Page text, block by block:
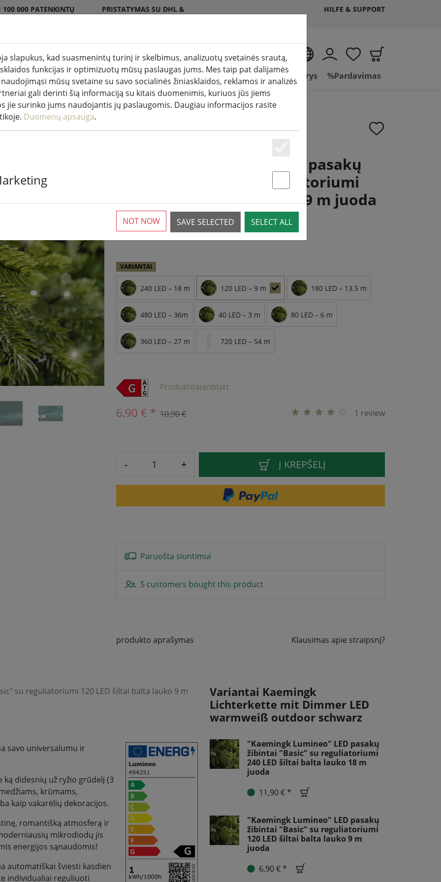
000 PATENKINTŲ
PRISTATYMAS SU DHL &
HILFE & SUPPORT
patalpose ir lauke
Virtuvė ir maistas Gyvenimas Vonios kambarys %Pardavimas
žibintai
"Kaemingk Lumineo" LED pasakų
žibintai "Basic" su reguliatoriumi
120 LED šiltai balta lauko 9 m juoda
›
Daugiau nei 10 prieinama
VARIANTAI
240 LED – 18 m 120 LED – 9 m 180 LED – 13.5 m
480 LED – 36m 40 LED – 3 m 80 LED – 6 m
360 LED – 27 m 720 LED – 54 m
Produktdatenblatt
1 review
6,90 € * 10,90 €
- + Į KREPŠELĮ
Paruošta siuntimui
5 customers bought this product
produkto aprašymas Klausimas apie straipsnį?
su reguliatoriumi 120 LED šiltai balta lauko 9 m
savo universalumu ir
ką didesnių už ryžio grūdelį (3
krūmams,
kaip vakarėlių dekoracijos.
romantišką atmosferą ir
mikrodiodų jis
energijos sąnaudomis!
automatiškai šviesti kasdien
individualiai reguliuoti
Variantai Kaemingk
Lichterkette mit Dimmer LED
warmweiß outdoor schwarz
"Kaemingk Lumineo" LED pasakų
žibintai "Basic" su reguliatoriumi
240 LED šiltai balta lauko 18 m
juoda
11,90 € *
"Kaemingk Lumineo" LED pasakų
žibintai "Basic" su reguliatoriumi
120 LED šiltai balta lauko 9 m
juoda
6,90 € *
slapukus, kad suasmenintų turinį ir skelbimus, analizuotų svetainės srautą,
funkcijas ir optimizuotų mūsų paslaugas jums. Mes taip pat dalijamės
mūsų svetaine su savo socialinės žiniasklaidos, reklamos ir analizės
gali derinti šią informaciją su kitais duomenimis, kuriuos jūs jiems
jie surinko jums naudojantis jų paslaugomis. Daugiau informacijos rasite
Duomenų apsauga.
Essenziell
Statstik & Marketing
SAVE SELECTED SELECT ALL
NOT NOW